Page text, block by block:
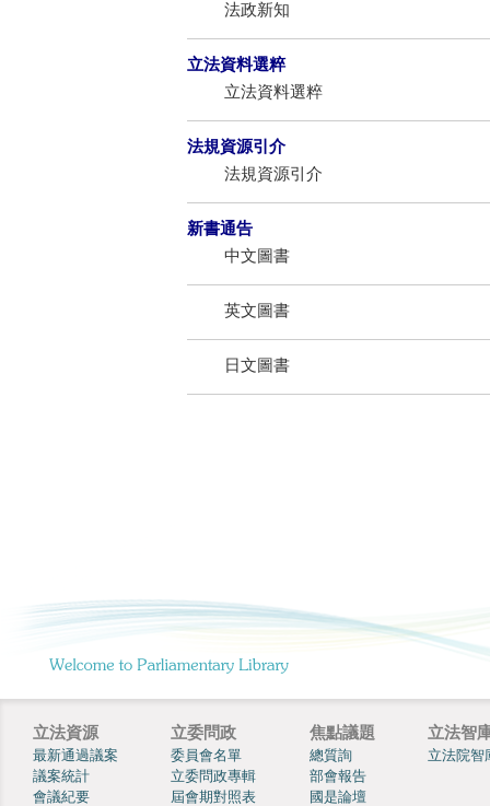
法政新知
立法資料選粹
立法資料選粹
法規資源引介
法規資源引介
新書通告
中文圖書
英文圖書
日文圖書
立法資源
最新通過議案
議案統計
會議紀要
立委問政
委員會名單
立委問政專輯
屆會期對照表
焦點議題
總質詢
部會報告
國是論壇
立法智
立法院智